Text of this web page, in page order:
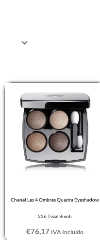
Chanel Les 4 Ombres Quadra Eyeshadow
226 Tissé Rivoli
€76,17 IVA Incluido